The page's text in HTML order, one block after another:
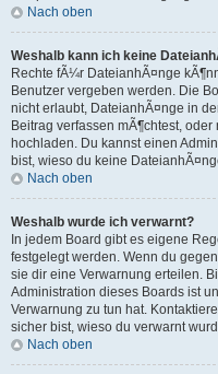
Nach oben
Weshalb kann ich keine
Rechte fÃ¼r DateianhÃ¤nge
Benutzer vergeben werden. Die
nicht erlaubt, DateianhÃ¤nge in
Beitrag verfassen mÃ¶chtest,
hochladen. Du kannst einen
bist, wieso du keine
Nach oben
Weshalb wurde ich verwarnt?
In jedem Board gibt es eigene
festgelegt werden. Wenn du
sie dir eine Verwarnung erteilen.
Administration dieses Boards ist
Verwarnung zu tun hat.
sicher bist, wieso du verwarnt
Nach oben